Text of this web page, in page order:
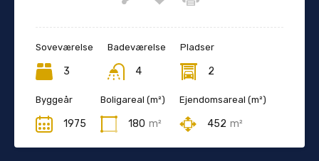
Soveværelse
3
Badeværelse
4
Pladser
2
Byggeår
1975
Boligareal (m²)
180 m²
Ejendomsareal (m²)
452 m²